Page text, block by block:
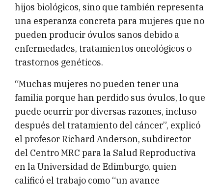
hijos biológicos, sino que también representa
una esperanza concreta para mujeres que no
pueden producir óvulos sanos debido a
enfermedades, tratamientos oncológicos o
trastornos genéticos.
“Muchas mujeres no pueden tener una
familia porque han perdido sus óvulos, lo que
puede ocurrir por diversas razones, incluso
después del tratamiento del cáncer”, explicó
el profesor Richard Anderson, subdirector
del Centro MRC para la Salud Reproductiva
en la Universidad de Edimburgo, quien
calificó el trabajo como “un avance